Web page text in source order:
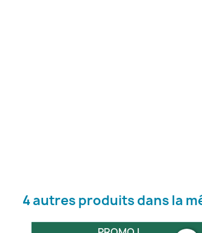
4 autres produits dans la